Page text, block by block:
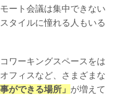
ート会議は集中できない
タイルに憧れる人もいる
ワーキングスペースをは
フィスなど、さまざまな
ができる場所」 が増えて